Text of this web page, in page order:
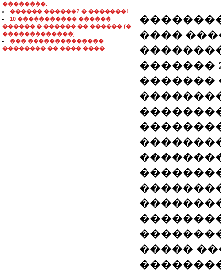
��������.
������ ������? � �������!
10 ����������� ������
������ � ������ �� ������ (�
�������������)
��� ��������������
�������� �� ���� ����
����
�������
�������
�����